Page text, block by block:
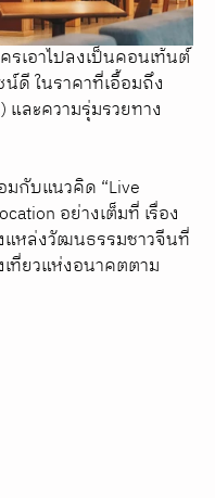
รเอาไปลงเป็นคอนเท้นต์
ดี ในราคาที่เอื้อมถึง
ละความรุ่มรวยทาง
กับแนวคิด “Live
อย่างเต็มที่ เรื่อง
แหล่งวัฒนธรรมชาวจีนที่
ที่ยวแห่งอนาคตตาม